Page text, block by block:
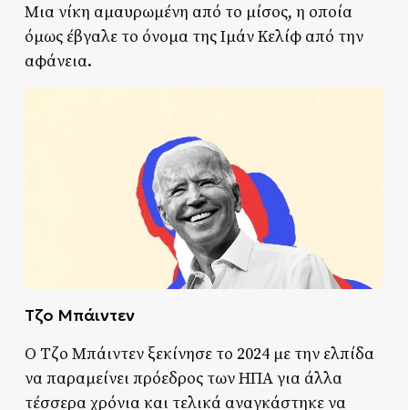
Μια νίκη αμαυρωμένη από το μίσος, η οποία
όμως έβγαλε το όνομα της Ιμάν Κελίφ από την
αφάνεια.
Τζο Μπάιντεν
Ο Τζο Μπάιντεν ξεκίνησε το 2024 με την ελπίδα
να παραμείνει πρόεδρος των ΗΠΑ για άλλα
τέσσερα χρόνια και τελικά αναγκάστηκε να